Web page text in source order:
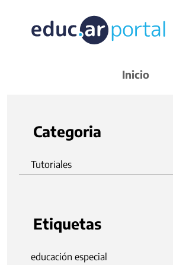
Inicio
Categoria
Tutoriales
Etiquetas
educación especial